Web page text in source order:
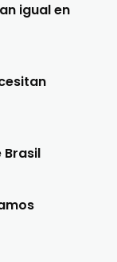
igual en
Brasil